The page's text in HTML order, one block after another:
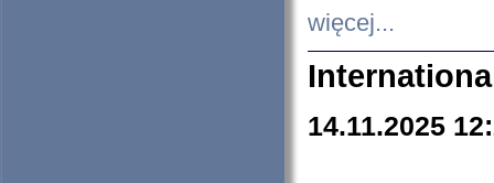
więcej...
14.11.2025